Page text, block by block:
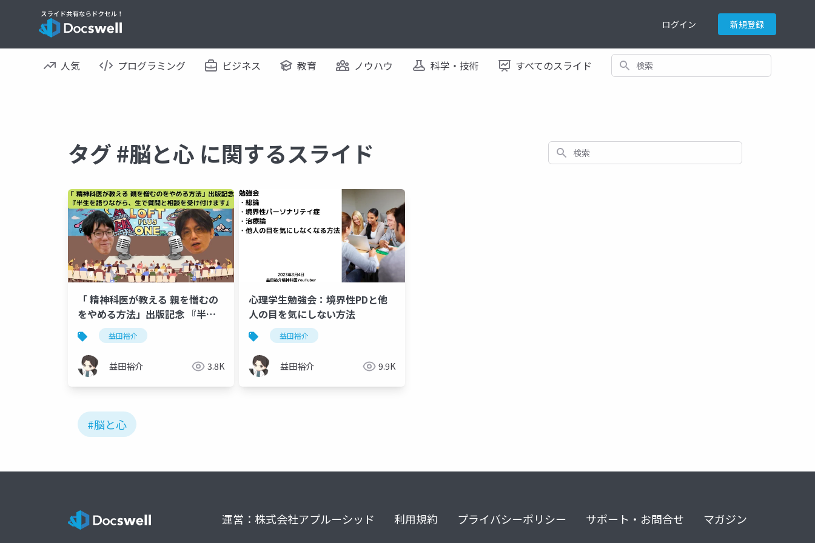
ログイン 新規登録
人気 プログラミング ビジネス 教育 ノウハウ 科学・技術 すべてのスライド 検索
タグ #脳と心 に関するスライド 検索
「 精神科医が教える 親を憎むの
をやめる方法」出版記念 『半生
を語りながら、生で質問と相談を
受け付けます』 (1)
益田裕介
益田裕介 3.8K
心理学生勉強会：境界性PDと他
人の目を気にしない方法
益田裕介
益田裕介 9.9K
#脳と心
運営：株式会社アプルーシッド 利用規約 プライバシーポリシー サポート・お問合せ マガジン